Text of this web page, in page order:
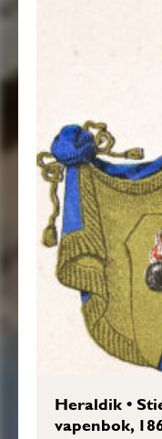
Heraldik•
vapenbok,